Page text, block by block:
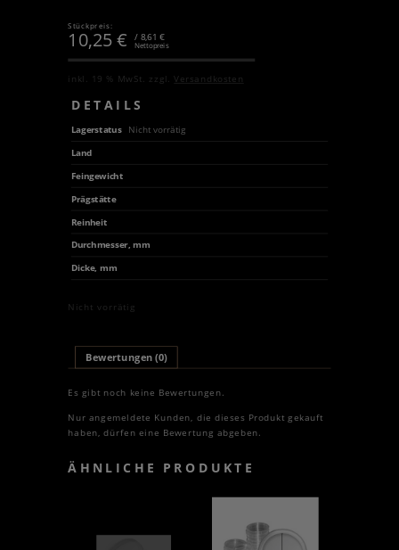
Stückpreis:
10,25€ / 8,61 €
Nettopreis
inkl. 19 % MwSt. zzgl.Versandkosten
DETAILS
Lagerstatus Nicht vorrätig
Land
Feingewicht
Prägstätte
Reinheit
Durchmesser, mm
Dicke, mm
Nicht vorrätig
Bewertungen (0)
Es gibt noch keine Bewertungen.
Nur angemeldete Kunden, die dieses Produkt gekauft
haben, dürfen eine Bewertung abgeben.
ÄHNLICHE PRODUKTE